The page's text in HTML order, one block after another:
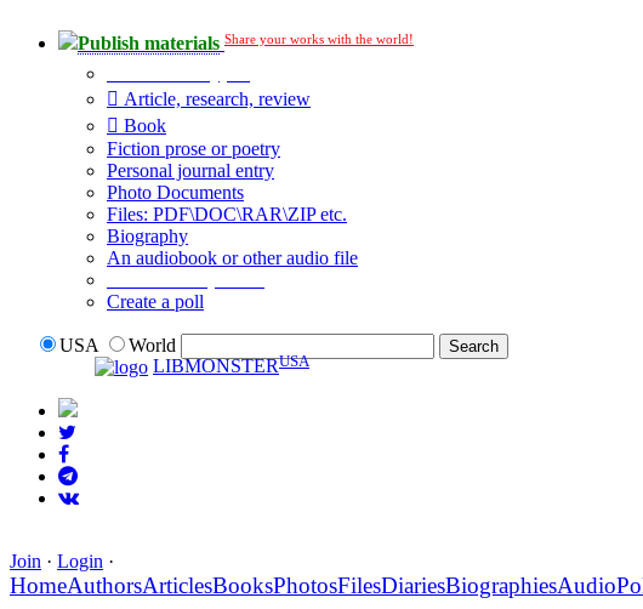
Publish materials Share your works with the world!
Article, research, review
Book
Fiction prose or poetry
Personal journal entry
Photo Documents
Files: PDF\DOC\RAR\ZIP etc.
Biography
An audiobook or other audio file
Create a poll
USA
World
LIBMONSTERUSA
Join · Login ·
HomeAuthorsArticlesBooksPhotosFilesDiariesBiographiesAudio